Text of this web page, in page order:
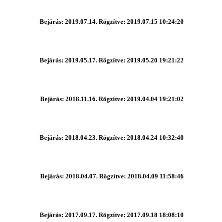
Bejárás: 2019.07.14. Rögzítve: 2019.07.15 10:24:20
Bejárás: 2019.05.17. Rögzítve: 2019.05.20 19:21:22
Bejárás: 2018.11.16. Rögzítve: 2019.04.04 19:21:02
Bejárás: 2018.04.23. Rögzítve: 2018.04.24 10:32:40
Bejárás: 2018.04.07. Rögzítve: 2018.04.09 11:58:46
Bejárás: 2017.09.17. Rögzítve: 2017.09.18 18:08:10